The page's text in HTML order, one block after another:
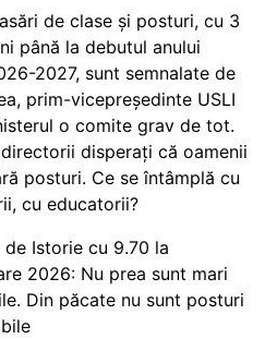
de clase și posturi, cu 3
până la debutul anului
2027, sunt semnalate de
prim-vicepreședinte USLI
o comite grav de tot.
disperați că oamenii
posturi. Ce se întâmplă cu
cu educatorii?
de Istorie cu 9.70 la
2026: Nu prea sunt mari
Din păcate nu sunt posturi